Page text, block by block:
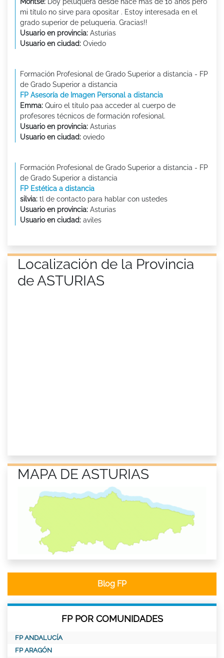
mi título no sirve para opositar . Estoy interesada en el
grado superior de peluqueria. Gracias!!
Usuario en provincia: Asturias
Usuario en ciudad: Oviedo
Formación Profesional de Grado Superior a distancia - FP
de Grado Superior a distancia
FP Asesoría de Imagen Personal a distancia
Emma: Quiro el título paa acceder al cuerpo de
profesores técnicos de formación rofesional.
Usuario en provincia: Asturias
Usuario en ciudad: oviedo
Formación Profesional de Grado Superior a distancia - FP
de Grado Superior a distancia
FP Estética a distancia
silvia: tl de contacto para hablar con ustedes
Usuario en provincia: Asturias
Usuario en ciudad: aviles
Localización de la Provincia
de ASTURIAS
MAPA DE ASTURIAS
Blog FP
FP POR COMUNIDADES
FP ANDALUCÍA
FP ARAGÓN